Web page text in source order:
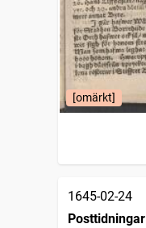
[omärkt]
1645-02-24
Posttidningar